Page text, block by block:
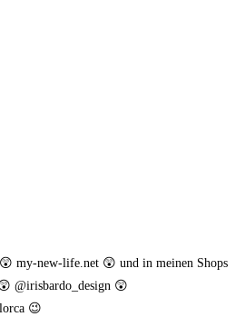
my-new-life.net 😲 und in meinen Shops
@irisbardo_design 😲
😉